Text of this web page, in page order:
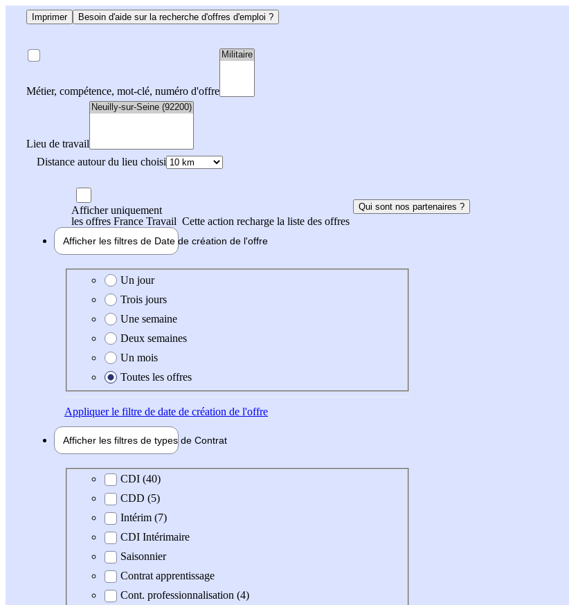
Imprimer Besoin d'aide sur la recherche d'offres d'emploi ?
Métier, compétence, mot-clé, numéro d'offre
Lieu de travail
Distance autour du lieu choisi
Afficher uniquement
les offres France Travail Cette action recharge la liste des offres
Qui sont nos partenaires ?
Afficher les filtres de Date de création de l'offre
Date de création de l'offre
Un jour
Trois jours
Une semaine
Deux semaines
Un mois
Toutes les offres
Appliquerle filtre de date de création de l'offre
Afficher les filtres de types de Contrat
Type de contratCDI (40)
CDD (5)
Intérim (7)
CDI Intérimaire
Saisonnier
Contrat apprentissage
Cont. professionnalisation (4)